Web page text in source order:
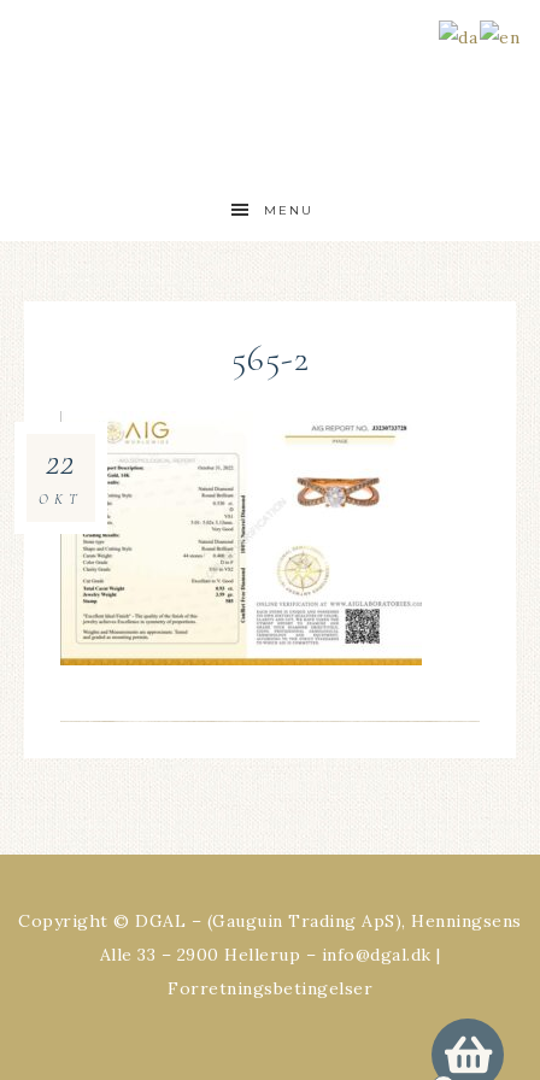
MENU
565-2
22
OKT
Copyright © DGAL – (Gauguin Trading ApS), Henningsens
Alle 33 – 2900 Hellerup – info@dgal.dk |
Forretningsbetingelser